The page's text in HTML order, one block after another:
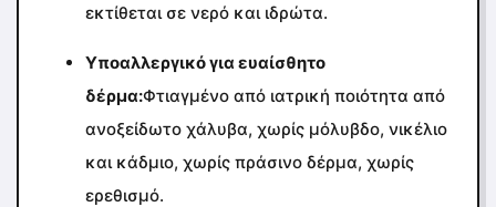
εκτίθεται σε νερό και ιδρώτα.
Υποαλλεργικό για ευαίσθητο
δέρμα:Φτιαγμένο από ιατρική ποιότητα από
ανοξείδωτο χάλυβα, χωρίς μόλυβδο, νικέλιο
και κάδμιο, χωρίς πράσινο δέρμα, χωρίς
ερεθισμό.